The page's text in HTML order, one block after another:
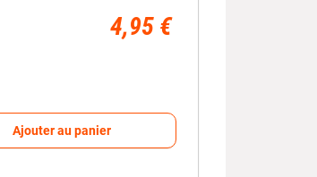
4,95 €
Ajouter au panier